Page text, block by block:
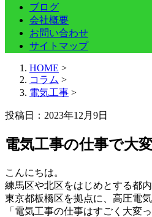
ブログ
会社概要
お問い合わせ
サイトマップ
HOME >
コラム >
電気工事 >
投稿日： 2023年12月9日
電気工事の仕事で大
こんにちは。
練馬区や北区をはじめとする都
東京都板橋区を拠点に、高圧電
「電気工事の仕事はすごく大変